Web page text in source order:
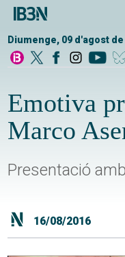
Diumenge, 09 d'agost de
Emotiva
Marco
Presentació
16/08/2016